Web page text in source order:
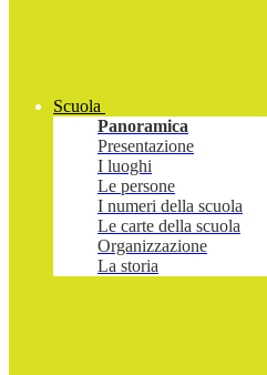
Scuola
Panoramica
Presentazione
I luoghi
Le persone
I numeri della scuola
Le carte della scuola
Organizzazione
La storia